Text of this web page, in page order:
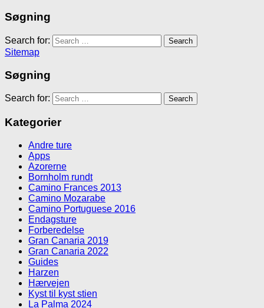
Søgning
Search for:
Sitemap
Søgning
Search for:
Kategorier
Andre ture
Apps
Azorerne
Bornholm rundt
Camino Frances 2013
Camino Mozarabe
Camino Portuguese 2016
Endagsture
Forberedelse
Gran Canaria 2019
Gran Canaria 2022
Guides
Harzen
Hærvejen
Kyst til kyst stien
La Palma 2024